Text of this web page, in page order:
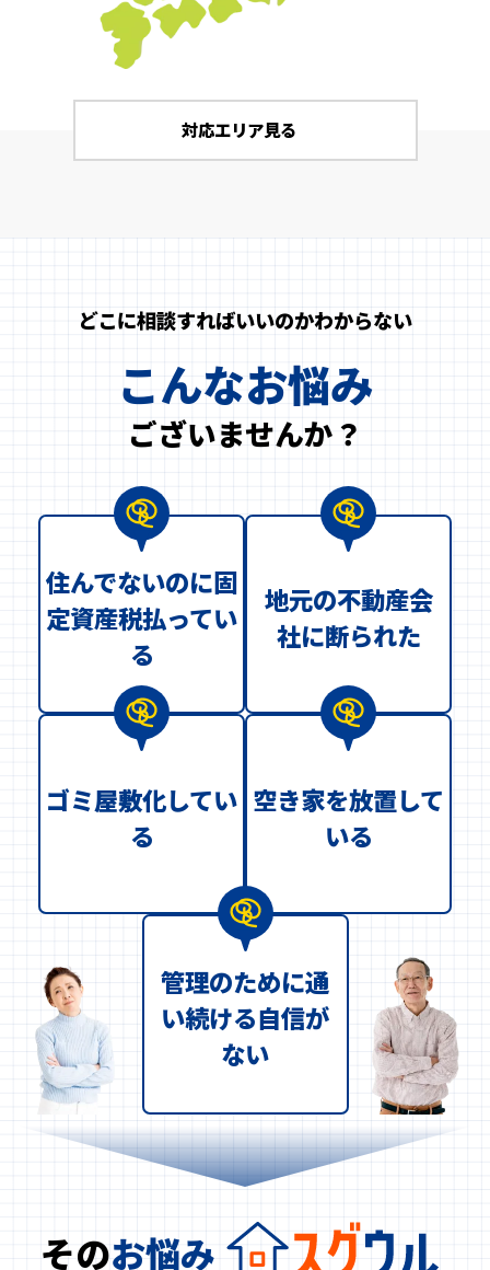
対応エリア見る
どこに相談すればいいのかわからない
こんなお悩み
ございませんか？
住んでないのに固
定資産税払ってい
る
地元の不動産会
社に断られた
ゴミ屋敷化してい
る
空き家を放置して
いる
管理のために通
い続ける自信が
ない
そのお悩み